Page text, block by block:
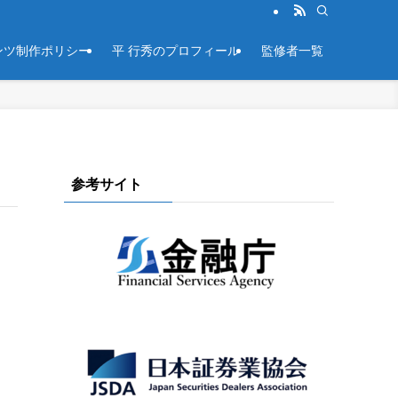
ツ制作ポリシー 平 行秀のプロフィール 監修者一覧
参考サイト